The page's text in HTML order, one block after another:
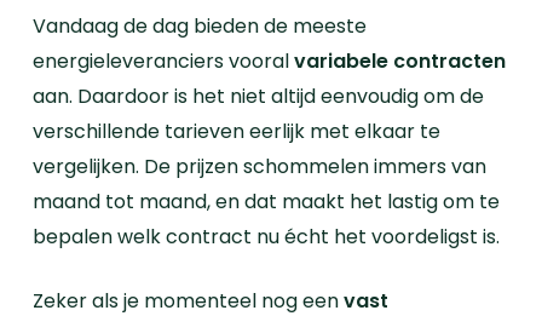
Vandaag de dag bieden de meeste
energieleveranciers vooralvariabele contracten
aan. Daardoor is het niet altijd eenvoudig om de
verschillende tarieven eerlijk met elkaar te
vergelijken. De prijzen schommelen immers van
maand tot maand, en dat maakt het lastig om te
bepalen welk contract nu écht het voordeligst is.
Zeker als je momenteel nog eenvast